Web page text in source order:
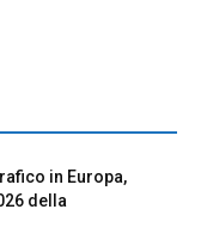
in Europa,
della